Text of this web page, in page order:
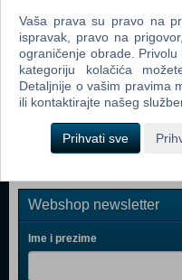
Grand Theft Auto IV (PC)
Call Of Duty 4 Modern
Spider - Man 3 (PC)
Assassin's Creed (PC)
Webshop newsletter
Ime i prezime
Vaša prava su pravo na
ispravak, pravo na
ograničenje obrade.
kategoriju kolačića
Detaljnije o vašim pravima
ili kontaktirajte našeg
Prihvati sve